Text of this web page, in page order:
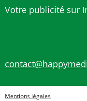
Votre publicité sur
Mentions légales